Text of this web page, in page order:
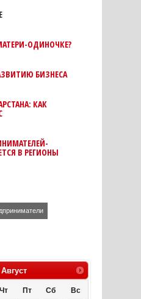
ОДИНОЧКЕ?
БИЗНЕСА
КАК
В РЕГИОНЫ
Август
Чт Пт Сб Вс